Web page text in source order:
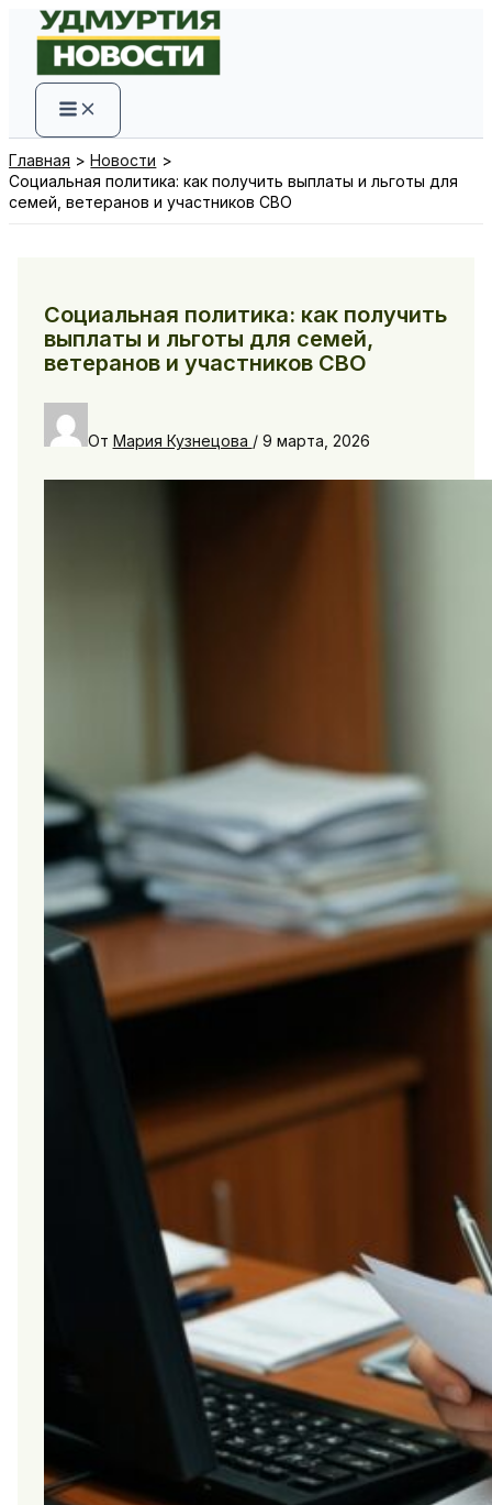
Перейти
содержимому
Главная
Новости
Социальная политика: как получить выплаты и льготы для
семей, ветеранов и участников СВО
Социальная политика: как получить
выплаты и льготы для семей,
ветеранов и участников СВО
От Мария Кузнецова / 9 марта, 2026